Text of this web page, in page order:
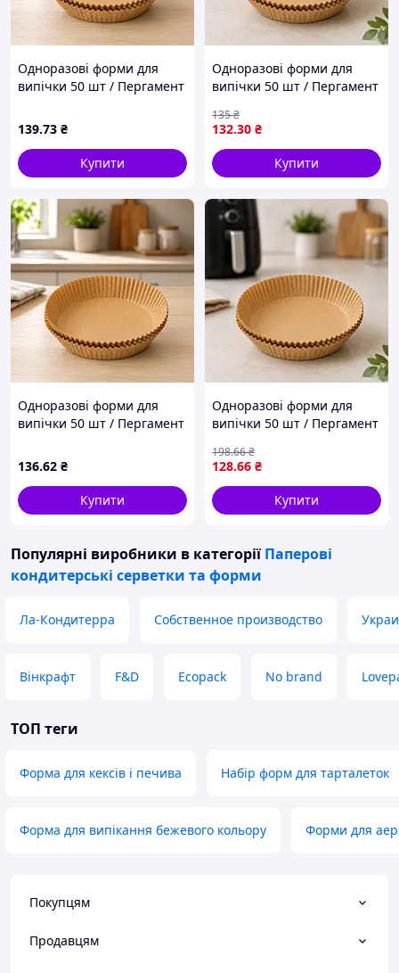
Одноразові форми для
випічки 50 шт / Пергамент
Паперові вкладиші для
аерофритюрниці
139.73 ₴
Купити
Одноразові форми для
випічки 50 шт / Пергамент
Паперові вкладиші для
аерофритюрниці
132.30 ₴
135₴
Купити
Одноразові форми для
випічки 50 шт / Пергамент
Паперові вкладиші для
аерофритюрниці
136.62 ₴
Купити
Одноразові форми для
випічки 50 шт / Пергамент
Паперові вкладиші для
аерофритюрниці
128.66 ₴
198.66₴
Купити
Популярні виробники в категорії Паперові
кондитерські серветки та форми
Ла-Кондитерра Собственное производство
Вінкрафт F&D Ecopack No brand
ТОП теги
Форма для кексів і печива Набір форм для тарталеток
Форма для випікання бежевого кольору Форми для
Покупцям
Продавцям